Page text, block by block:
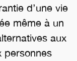
d’une vie
même à un
aux
personnes